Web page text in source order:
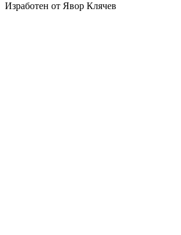
Изработен от Явор Клячев